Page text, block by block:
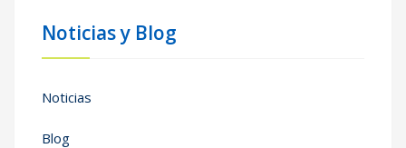
Noticias y Blog
Noticias
Blog